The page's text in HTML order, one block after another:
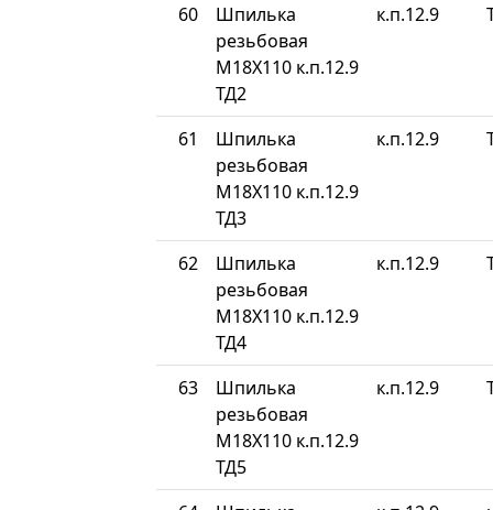
60
Шпилька
резьбовая
М18Х110 к.п.12.9
ТД2
к.п.12.9
61
Шпилька
резьбовая
М18Х110 к.п.12.9
ТД3
к.п.12.9
62
Шпилька
резьбовая
М18Х110 к.п.12.9
ТД4
к.п.12.9
63
Шпилька
резьбовая
М18Х110 к.п.12.9
ТД5
к.п.12.9